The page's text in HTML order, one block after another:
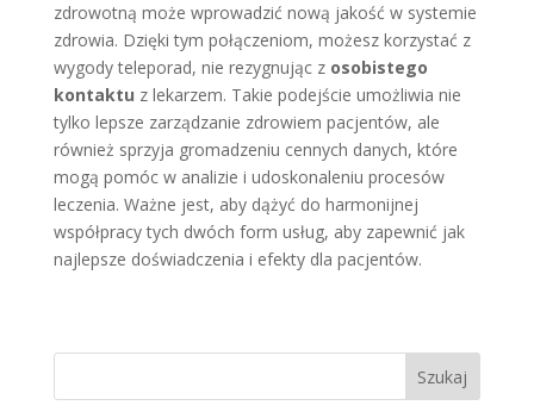
zdrowotną może wprowadzić nową jakość w systemie
zdrowia. Dzięki tym połączeniom, możesz korzystać z
wygody teleporad, nie rezygnując z osobistego
kontaktu z lekarzem. Takie podejście umożliwia nie
tylko lepsze zarządzanie zdrowiem pacjentów, ale
również sprzyja gromadzeniu cennych danych, które
mogą pomóc w analizie i udoskonaleniu procesów
leczenia. Ważne jest, aby dążyć do harmonijnej
współpracy tych dwóch form usług, aby zapewnić jak
najlepsze doświadczenia i efekty dla pacjentów.
Szukaj